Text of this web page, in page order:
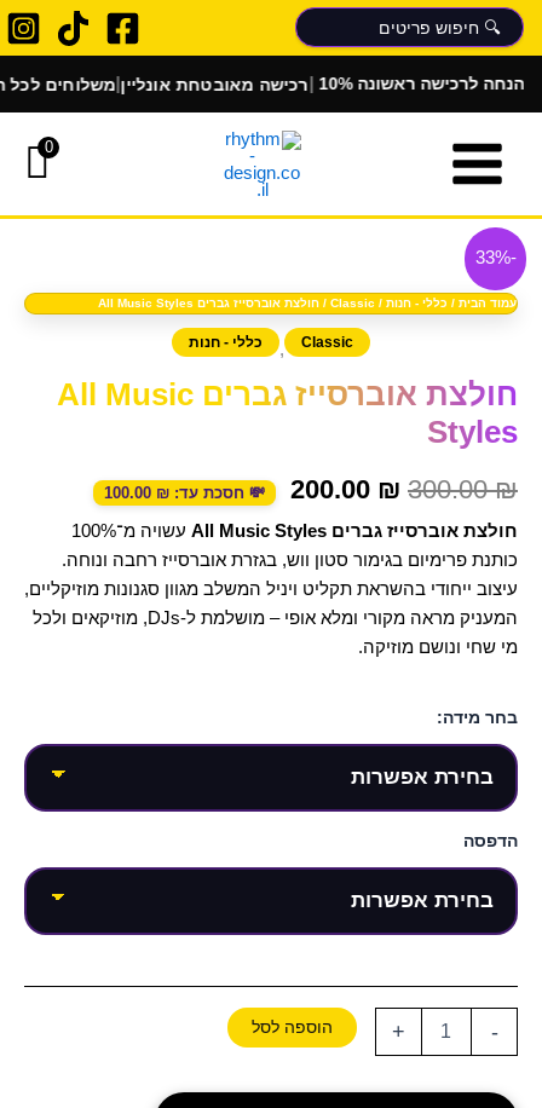
דילוג
לתוכן
משלוחים לכל|רכישה מאובטחת אונליין| הנחה לרכישה ראשונה
0
-33%
עמוד הבית / כללי - חנות /
Classic / חולצת אוברסייז גברים All Music Styles
Classic
, כללי - חנות
חולצת אוברסייז גברים All Music
Styles
300.00₪
היה:
200.00 ₪
הוא:
💸 חסכת עד: 100.00 ₪
חולצת אוברסייז גברים All Music Styles
עשויה מ־100%
כותנת פרימיום בגימור סטון ווש, בגזרת אוברסייז רחבה ונוחה.
עיצוב ייחודי בהשראת תקליט ויניל המשלב מגוון סגנונות מוזיקליים,
המעניק מראה מקורי ומלא אופי – מושלמת ל-DJs, מוזיקאים ולכל
מי שחי ונושם מוזיקה.
בחר מידה:
הדפסה
-
כמות
של
חולצת
אוברסייז
Styles
+ הוספה לסל